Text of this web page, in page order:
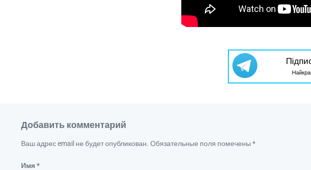
Добавить комментарий
Ваш адрес email не будет опубликован. Обязательные поля помечены *
Имя*